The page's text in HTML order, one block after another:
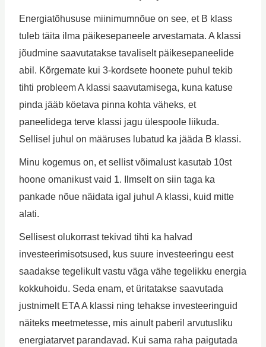
Energiatõhususe miinimumnõue on see, et B klass
tuleb täita ilma päikesepaneele arvestamata. A klassi
jõudmine saavutatakse tavaliselt päikesepaneelide
abil. Kõrgemate kui 3-kordsete hoonete puhul tekib
tihti probleem A klassi saavutamisega, kuna katuse
pinda jääb köetava pinna kohta väheks, et
paneelidega terve klassi jagu ülespoole liikuda.
Sellisel juhul on määruses lubatud ka jääda B klassi.
Minu kogemus on, et sellist võimalust kasutab 10st
hoone omanikust vaid 1. Ilmselt on siin taga ka
pankade nõue näidata igal juhul A klassi, kuid mitte
alati.
Sellisest olukorrast tekivad tihti ka halvad
investeerimisotsused, kus suure investeeringu eest
saadakse tegelikult vastu väga vähe tegelikku energia
kokkuhoidu. Seda enam, et üritatakse saavutada
justnimelt ETA A klassi ning tehakse investeeringuid
näiteks meetmetesse, mis ainult paberil arvutusliku
energiatarvet parandavad. Kui sama raha paigutada